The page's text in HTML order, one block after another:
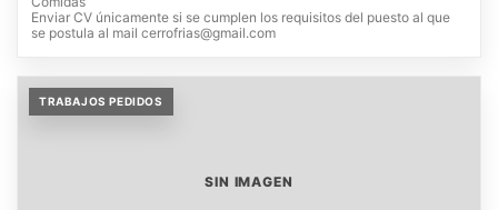
Enviar CV únicamente si se cumplen los requisitos del puesto al que
se postula al mail cerrofrias@gmail.com
TRABAJOS PEDIDOS
SIN IMAGEN